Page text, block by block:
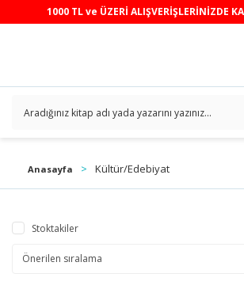
1000 TL ve ÜZERİ ALIŞVERİŞLERİNİZDE
Anasayfa Kültür/Edebiyat
Stoktakiler